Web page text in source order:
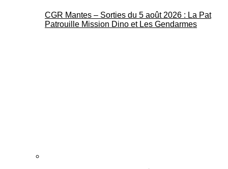
CGR Mantes – Sorties du 5 août 2026 : La Pat
Patrouille Mission Dino et Les Gendarmes